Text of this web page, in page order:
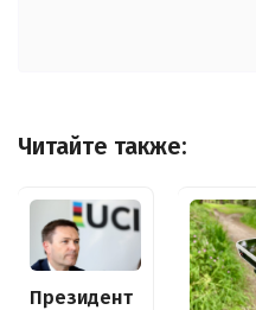
Читайте также:
Президент